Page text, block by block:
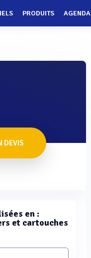
PRODUITS AGENDA
DEVIS
en :
et cartouches